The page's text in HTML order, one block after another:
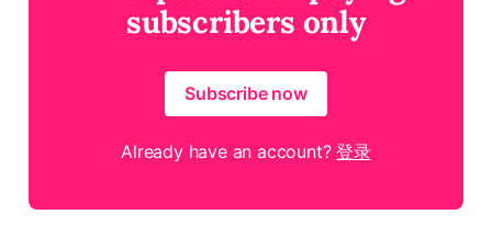
subscribers only
Subscribe now
Already have an account?登录